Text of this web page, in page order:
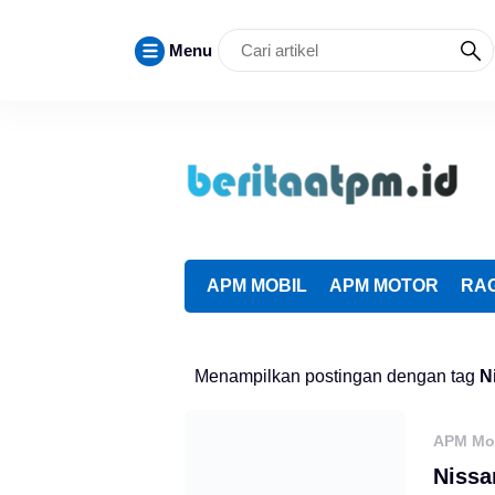
Menu
APM MOBIL APM MOTOR
Menampilkan postingan dengan tag
APM